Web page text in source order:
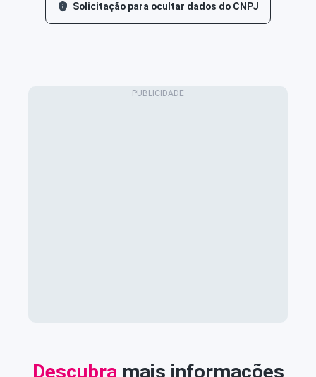
Solicitação para ocultar dados do CNPJ
Descubra mais informações